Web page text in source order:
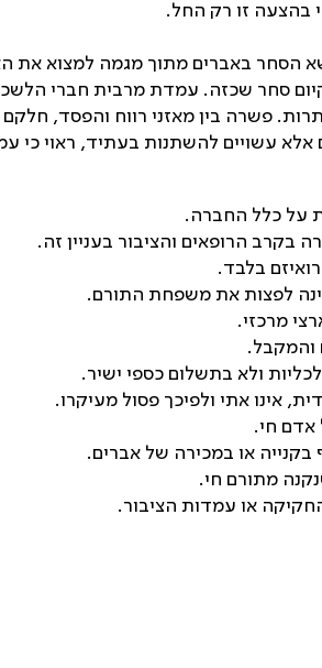
בהצעה זו רק החל.
הסחר באברים מתוך מגמה למצוא את
סחר שכזה. עמדת מרבית חברי
פשרה בין מאזני רווח והפסד,
אלא עשויים להשתנות בעתיד, ראוי
על כלל החברה.
בקרב הרופאים והציבור בעניין זה.
בלבד.
לפצות את משפחת התורם.
מרכזי.
והמקבל.
ולא בתשלום כספי ישיר.
אינו אתי ולפיכך פסול מעיקרו.
אדם חי.
בקנייה או במכירה של אברים.
מתורם חי.
או עמדות הציבור.